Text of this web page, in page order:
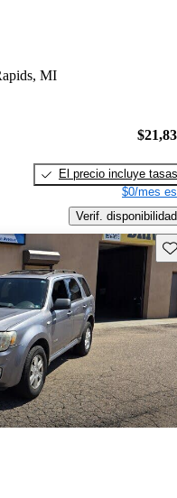
MI
El precio incluye tasas
$0/mes
Verif. disponibilidad